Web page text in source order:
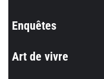
Enquêtes
Art de vivre